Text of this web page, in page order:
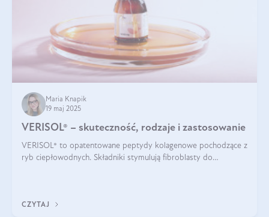
Maria Knapik
19 maj 2025
VERISOL® – skuteczność, rodzaje i zastosowanie
VERISOL® to opatentowane peptydy kolagenowe pochodzące z
ryb ciepłowodnych. Składniki stymulują fibroblasty do
CZYTAJ